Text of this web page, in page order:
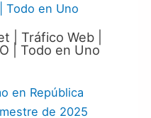
| Tráfico Web |
| Todo en Uno